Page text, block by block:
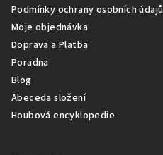
Podmínky ochrany osobních údajů
Moje objednávka
Doprava a Platba
Poradna
Blog
Abeceda složení
Houbová encyklopedie